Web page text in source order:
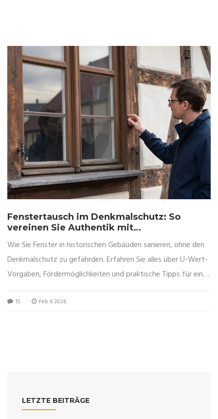
Fenstertausch im Denkmalschutz: So
vereinen Sie Authentik mit
Wie Sie Fenster in historischen Gebäuden sanieren, ohne den
Denkmalschutz zu gefährden. Erfahren Sie alles über U-Wert-
Vorgaben, Fördermöglichkeiten und praktische Tipps für einen
15 Feb 6 2026
LETZTE BEITRÄGE